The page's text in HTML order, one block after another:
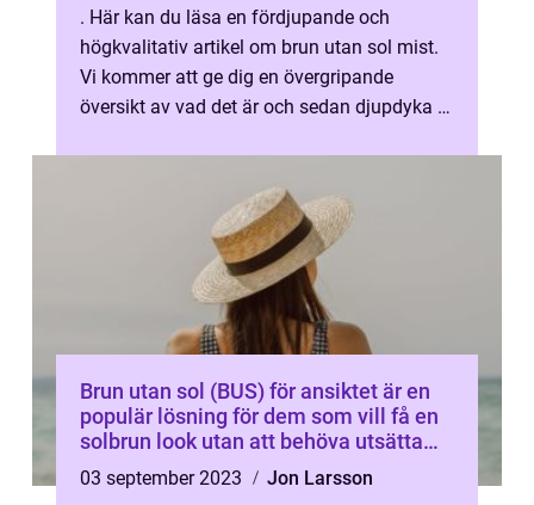
. Här kan du läsa en fördjupande och
högkvalitativ artikel om brun utan sol mist.
Vi kommer att ge dig en övergripande
översikt av vad det är och sedan djupdyka i
Brun utan sol (BUS) för ansiktet är en
populär lösning för dem som vill få en
solbrun look utan att behöva utsätta
huden för de skadliga effekterna av
solens UV-strålar
03 september 2023
Jon Larsson